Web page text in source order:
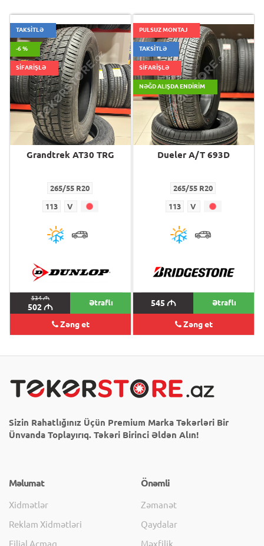
TAKSİTLƏ
-6 %
SİFARİŞLƏ
Grandtrek AT30 TRG
265/55 R20
113 V
534M
502M Ətraflı
Zəng et
PULSUZ MONTAJ
TAKSİTLƏ
SİFARİŞLƏ
NƏĞD ALIŞDA ENDIRIM
Dueler A/T 693D
265/55 R20
113 V
545 M Ətraflı
Zəng et
Sizin Rahatlığınız Üçün Premium Marka Təkərləri Bir
Ünvanda Toplayırıq. Təkəri Birinci Əldən Alın!
Məlumat
Xidmətlər
Reklam Xidmətləri
Filial Açmaq
Önəmli
Zəmanət
Qaydalar
Məxfilik